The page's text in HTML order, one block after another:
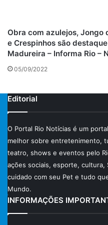
cientes quando adotam um
É essencial lembrar que os
com os seus donos.
Nunca é tarde demais para
do seu animal de
Muitos animais são muito
ajudá-los a desenvolver
início.
O aspecto mais importante
estimação é assegurar que
Obra com azulejos, Jongo
e Crespinhos são
Madureira – Informa Rio –
05/09/2022
Editorial
O Portal Rio Notícias é um
melhor sobre entretenimento,
teatro, shows e eventos pelo
ações sociais, esporte, cultura,
cuidado com seu Pet e tudo
Mundo.
INFORMAÇÕES